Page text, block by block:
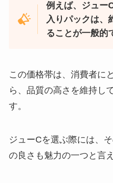
例えば、ジュー
入りパックは、
ることが一般的
この価格帯は、消費者に
ら、品質の高さを維持し
す。
ジューCを選ぶ際には、
の良さも魅力の一つと言